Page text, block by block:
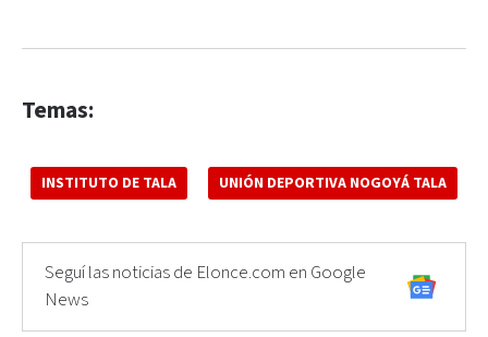
Temas:
INSTITUTO DE TALA UNIÓN DEPORTIVA NOGOYÁ TALA
Seguí las noticias de Elonce.com en Google
News